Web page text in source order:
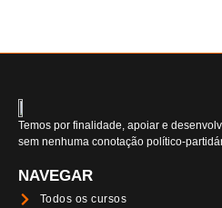
Temos por finalidade, apoiar e
sem nenhuma conotação político-
NAVEGAR
Todos os cursos